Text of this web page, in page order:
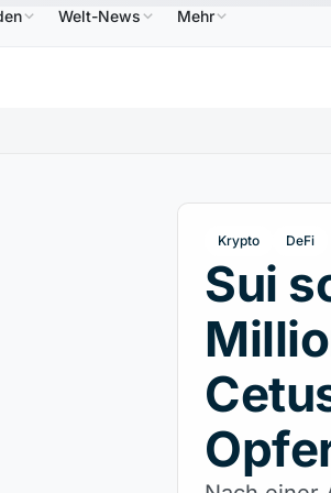
SOL73,45 $↑2.10% TRON TRX0,3264 $
Welt-News Mehr
Krypto DeFi
Sui